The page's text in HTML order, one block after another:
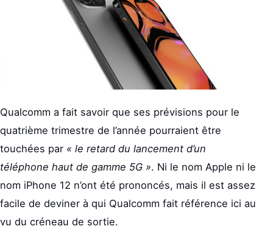
Qualcomm a fait savoir que ses prévisions pour le
quatrième trimestre de l’année pourraient être
touchées par « le retard du lancement d’un
téléphone haut de gamme 5G ». Ni le nom Apple ni le
nom iPhone 12 n’ont été prononcés, mais il est assez
facile de deviner à qui Qualcomm fait référence ici au
vu du créneau de sortie.